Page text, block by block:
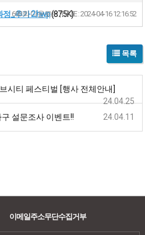
정_추가 2.hwp(87.5K)
693회 다운로드 | DATE : 2024-04-16 12:16:52
목록
시티 페스티벌 [행사 전체안내]
24.04.25
설문조사 이벤트!! 24.04.11
이메일주소무단수집거부